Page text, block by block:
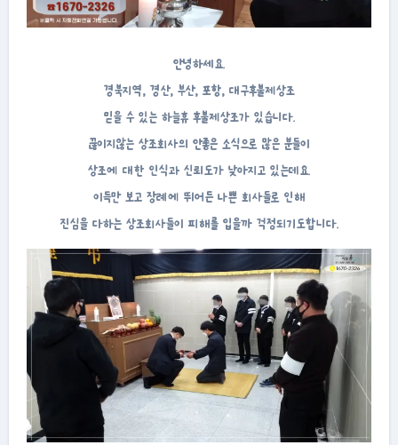
안녕하세요.
경북지역, 경산, 부산, 포항, 대구후불제상조
믿을 수 있는 하늘휴 후불제상조가 있습니다.
끊이지않는 상조회사의 안좋은 소식으로 많은 분들이
상조에 대한 인식과 신뢰도가 낮아지고 있는데요.
이득만 보고 장례에 뛰어든 나쁜 회사들로 인해
진심을 다하는 상조회사들이 피해를 입을까 걱정되기도합니다.